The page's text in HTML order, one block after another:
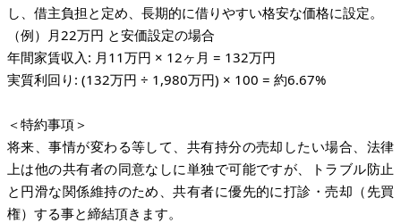
し、借主負担と定め、長期的に借りやすい格安な価格に設定。
（例）月22万円 と安価設定の場合
年間家賃収入: 月11万円 × 12ヶ月 = 132万円
実質利回り: (132万円 ÷ 1,980万円) × 100 = 約6.67%
＜特約事項＞
将来、事情が変わる等して、共有持分の売却したい場合、法律
上は他の共有者の同意なしに単独で可能ですが、トラブル防止
と円滑な関係維持のため、共有者に優先的に打診・売却（先買
権）する事と締結頂きます。